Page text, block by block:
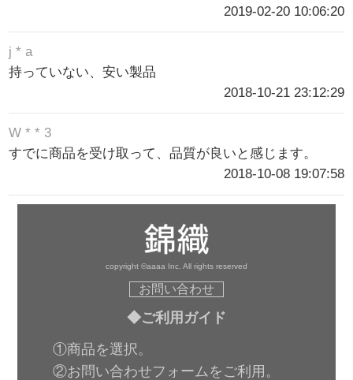
2019-02-20 10:06:20
j * a
持っていない、安い製品
2018-10-21 23:12:29
W * * 3
すでに商品を受け取って、品質が良いと感じます。
2018-10-08 19:07:58
copyright ©aaaa Inc. All rights reserved
お問い合わせ
◆ご利用ガイド
①商品を選択。
②お問い合わせフォームをご利用。